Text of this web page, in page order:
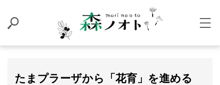
たまプラーザから「花育」を進める